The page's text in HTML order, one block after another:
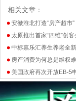
相关文章：
安徽淮北打造“房产超市
太原推出首家“四维”创
中标嘉乐汇养生养老全
房产消费为何总是维权难
美国政府再次开放EB-5